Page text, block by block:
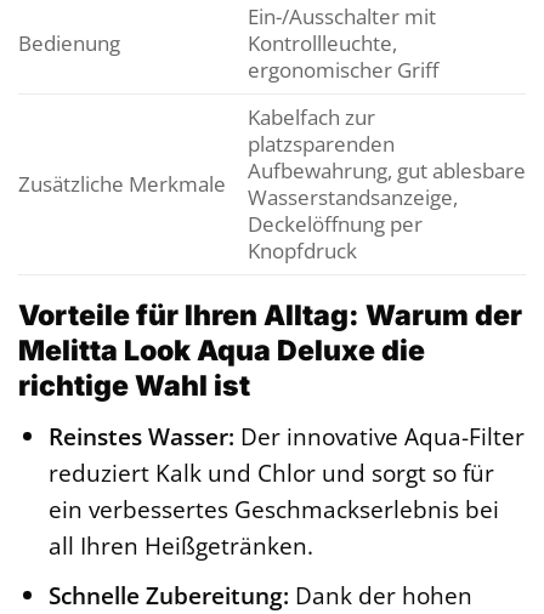
Bedienung
Ein-/Ausschalter mit
Kontrollleuchte,
ergonomischer Griff
Zusätzliche Merkmale
Kabelfach zur
platzsparenden
Aufbewahrung, gut ablesbare
Wasserstandsanzeige,
Deckelöffnung per
Knopfdruck
Vorteile für Ihren Alltag: Warum der
Melitta Look Aqua Deluxe die
richtige Wahl ist
Reinstes Wasser: Der innovative Aqua-Filter
reduziert Kalk und Chlor und sorgt so für
ein verbessertes Geschmackserlebnis bei
all Ihren Heißgetränken.
Schnelle Zubereitung: Dank der hohen